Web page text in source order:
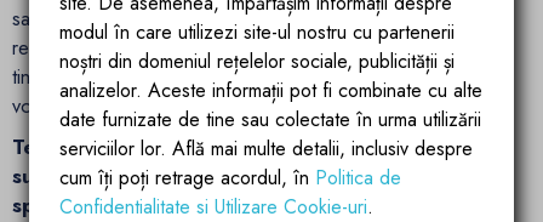
sanitar sunt de calitate ( acril de calitate sanitara, nu material
reciclat ) ,au fost intarite in cuptor la 50 de grade Celsius
timp de 4 ore , repetand procesul de 3 ori ( imbinare,
vopsire de baza, vopsire la suprafata).
Tehnologia SLIM-RIM - construite din acryl foarte
subtire si foarte rezistent, cada ocupa mai putin
spatiu in baie
modul în care utilizezi site-ul nostru cu partenerii
noștri din domeniul rețelelor sociale, publicității și
analizelor. Aceste informații pot fi combinate cu alte
date furnizate de tine sau colectate în urma utilizării
serviciilor lor. Află mai multe detalii, inclusiv despre
cum îți poți retrage acordul, în Politica de
Confidentialitate si Utilizare Cookie-uri.